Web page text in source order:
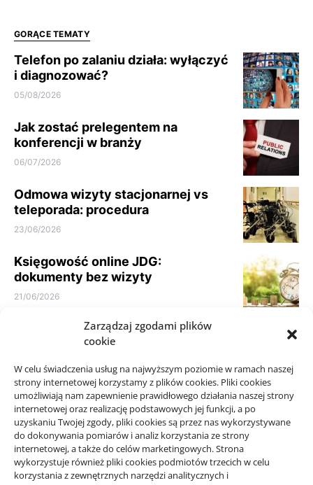
Zarządzaj zgodami plików
cookie
W celu świadczenia usług na najwyższym poziomie w ramach naszej
strony internetowej korzystamy z plików cookies. Pliki cookies
umożliwiają nam zapewnienie prawidłowego działania naszej strony
internetowej oraz realizację podstawowych jej funkcji, a po
uzyskaniu Twojej zgody, pliki cookies są przez nas wykorzystywane
do dokonywania pomiarów i analiz korzystania ze strony
internetowej, a także do celów marketingowych. Strona
wykorzystuje również pliki cookies podmiotów trzecich w celu
korzystania z zewnętrznych narzędzi analitycznych i
GORĄCE TEMATY
Telefon po zalaniu działa: wyłączyć
i diagnozować?
05/08/2026
Jak zostać prelegentem na
konferencji w branży
06/07/2026
Odmowa wizyty stacjonarnej vs
teleporada: procedura
23/06/2026
Księgowość online JDG:
dokumenty bez wizyty
21/06/2026
Parkiet do domu do spokojnego
wnętrza: jak nie kierować się
10/06/2026
Projekty domów Rzeszów